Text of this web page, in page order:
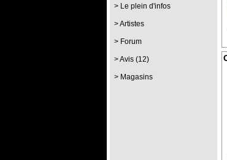
Le plein d'infos
Artistes
Forum
Avis (12)
Magasins